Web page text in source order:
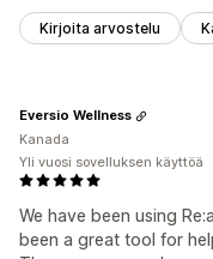
Kirjoita arvostelu
We have been using
been a great tool for
Eversio Wellness
Kanada
Yli vuosi sovelluksen käyttöä